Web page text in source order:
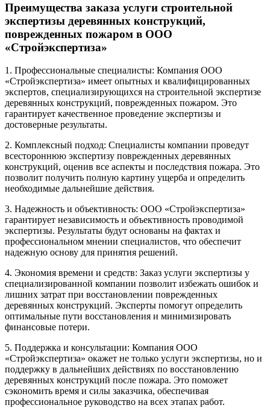
Преимущества заказа услуги строительной
экспертизы деревянных конструкций,
поврежденных пожаром в ООО
«Стройэкспертиза»
1. Профессиональные специалисты: Компания ООО
«Стройэкспертиза» имеет опытных и квалифицированных
экспертов, специализирующихся на строительной экспертизе
деревянных конструкций, поврежденных пожаром. Это
гарантирует качественное проведение экспертизы и
достоверные результаты.
2. Комплексный подход: Специалисты компании проведут
всестороннюю экспертизу поврежденных деревянных
конструкций, оценив все аспекты и последствия пожара. Это
позволит получить полную картину ущерба и определить
необходимые дальнейшие действия.
3. Надежность и объективность: ООО «Стройэкспертиза»
гарантирует независимость и объективность проводимой
экспертизы. Результаты будут основаны на фактах и
профессиональном мнении специалистов, что обеспечит
надежную основу для принятия решений.
4. Экономия времени и средств: Заказ услуги экспертизы у
специализированной компании позволит избежать ошибок и
лишних затрат при восстановлении поврежденных
деревянных конструкций. Эксперты помогут определить
оптимальные пути восстановления и минимизировать
финансовые потери.
5. Поддержка и консультации: Компания ООО
«Стройэкспертиза» окажет не только услуги экспертизы, но и
поддержку в дальнейших действиях по восстановлению
деревянных конструкций после пожара. Это поможет
сэкономить время и силы заказчика, обеспечивая
профессиональное руководство на всех этапах работ.